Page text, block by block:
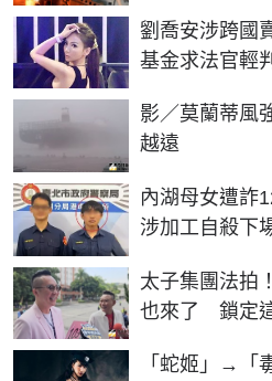
劉喬安涉跨國
基金求法官輕判
影／莫蘭蒂風
越遠
內湖母女遭
涉加工自殺下
太子集團法拍
也來了 鎖定
「蛇姬」→「